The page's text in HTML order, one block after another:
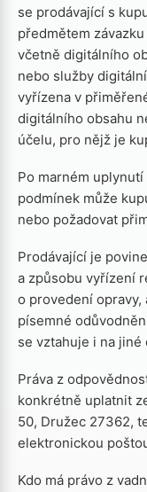
se prodávající s
předmětem
včetně digitálního
nebo služby
vyřízena v
digitálního obsahu
účelu, pro nějž je
Po marném
podmínek může
nebo požadovat
Prodávající je
a způsobu vyřízení
o provedení
písemné
se vztahuje i na
Práva z
konkrétně uplatnit
50, Družec 27362,
elektronickou
Kdo má právo z